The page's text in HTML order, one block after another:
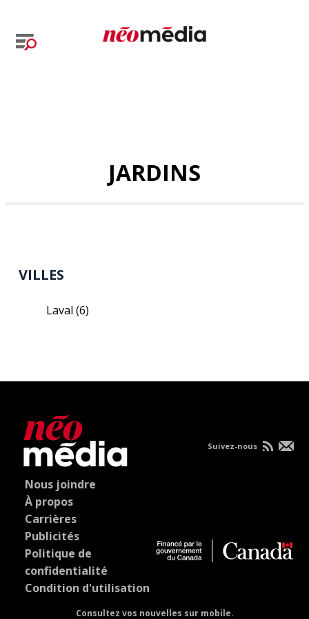
JARDINS
VILLES
Laval(6)
Nous joindre
À propos
Carrières
Publicités
Politique de
confidentialité
Condition d'utilisation
Consultez vos nouvelles sur mobile.
Suivez-nous